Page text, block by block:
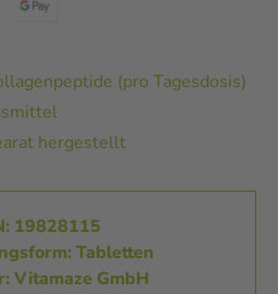
(pro Tagesdosis)
hergestellt
19828115
Tabletten
Vitamaze GmbH